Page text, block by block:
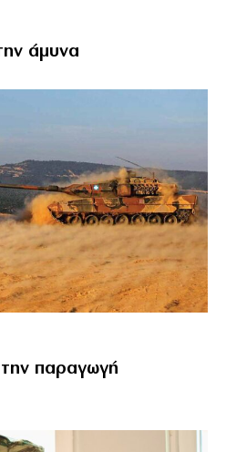
άμυνα
παραγωγή